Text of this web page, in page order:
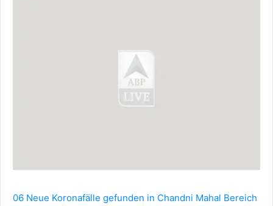
06 Neue Koronafälle gefunden in Chandni Mahal Bereich